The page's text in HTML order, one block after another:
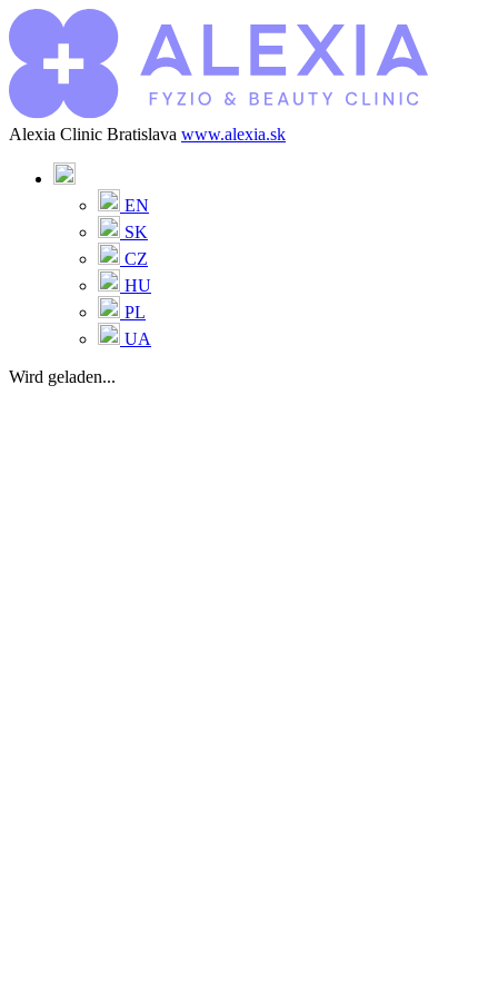
Alexia Clinic Bratislava www.alexia.sk
EN
SK
CZ
HU
PL
UA
Wird geladen...